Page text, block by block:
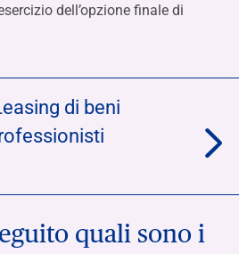
dell’opzione finale di
di beni
quali sono i